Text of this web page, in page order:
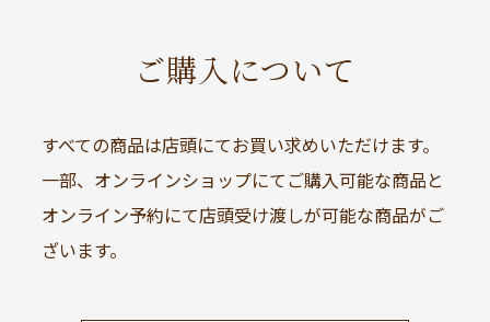
ご購入について
すべての商品は店頭にてお買い求めいただけます。
一部、オンラインショップにてご購入可能な商品と
オンライン予約にて店頭受け渡しが可能な商品がご
ざいます。